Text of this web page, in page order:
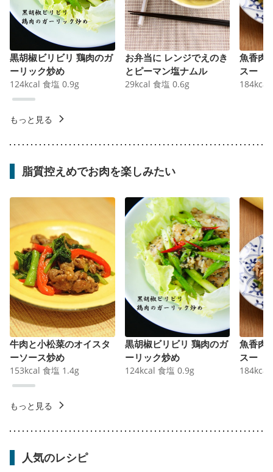
黒胡椒ビリビリ 鶏肉のガ
ーリック炒め
124kcal 食塩 0.9g
お弁当に レンジでえのき
とピーマン塩ナムル
29kcal 食塩 0.6g
魚香肉
スー
184kcal
もっと見る
脂質控えめでお肉を楽しみたい
牛肉と小松菜のオイスタ
ーソース炒め
153kcal 食塩 1.4g
黒胡椒ビリビリ 鶏肉のガ
ーリック炒め
124kcal 食塩 0.9g
魚香肉
スー
184kcal
もっと見る
人気のレシピ